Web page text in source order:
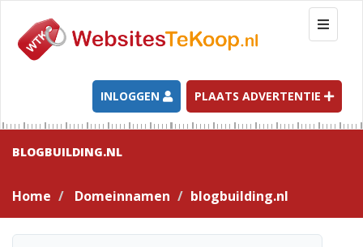
T
o
g
l
e
n
a
t
INLOGGEN PLAATS ADVERTENTIE
BLOGBUILDING.NL
Home Domeinnamen blogbuilding.nl